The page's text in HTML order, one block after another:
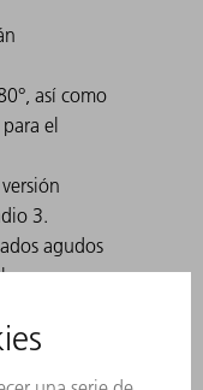
así como
el
3.
agudos
TRUMPF